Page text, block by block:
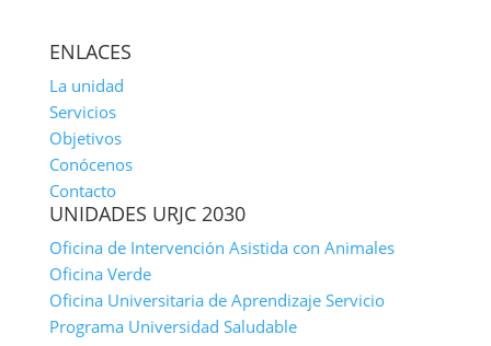
ENLACES
La unidad
Servicios
Objetivos
Conócenos
Contacto
UNIDADES URJC 2030
Oficina de Intervención Asistida con Animales
Oficina Verde
Oficina Universitaria de Aprendizaje Servicio
Programa Universidad Saludable